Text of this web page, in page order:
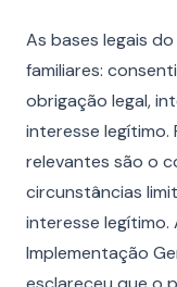
As bases legais
familiares:
obrigação legal,
interesse legítimo.
relevantes são o
circunstâncias
interesse legítimo.
Implementação